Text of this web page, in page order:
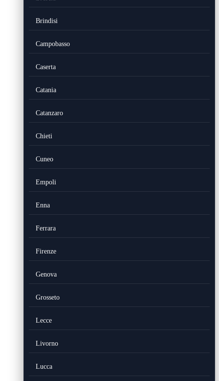
Brindisi
Campobasso
Caserta
Catania
Catanzaro
Chieti
Cuneo
Empoli
Enna
Ferrara
Firenze
Genova
Grosseto
Lecce
Livorno
Lucca